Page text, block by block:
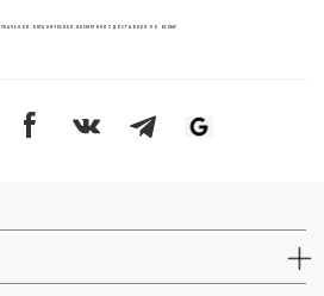
ОРГАНИЧЕСКОЙ КОСМЕТИКИ С ДОСТАВКОЙ ПО ВСЕМУ